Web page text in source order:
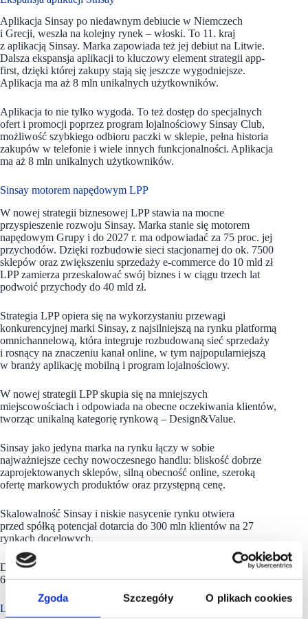
Zgoda Szczegóły O plikach cookies
Aplikacja Sinsay po niedawnym debiucie w Niemczech
i Grecji, weszła na kolejny rynek – włoski. To 11. kraj
z aplikacją Sinsay. Marka zapowiada też jej debiut na Litwie.
Dalsza ekspansja aplikacji to kluczowy element strategii app-
first, dzięki której zakupy stają się jeszcze wygodniejsze.
Aplikacja ma aż 8 mln unikalnych użytkowników.
Aplikacja to nie tylko wygoda. To też dostęp do specjalnych
ofert i promocji poprzez program lojalnościowy Sinsay Club,
możliwość szybkiego odbioru paczki w sklepie, pełna historia
zakupów w telefonie i wiele innych funkcjonalności. Aplikacja
ma aż 8 mln unikalnych użytkowników.
Sinsay motorem napędowym LPP
W nowej strategii biznesowej LPP stawia na mocne
przyspieszenie rozwoju Sinsay. Marka stanie się motorem
napędowym Grupy i do 2027 r. ma odpowiadać za 75 proc. jej
przychodów. Dzięki rozbudowie sieci stacjonarnej do ok. 7500
sklepów oraz zwiększeniu sprzedaży e-commerce do 10 mld zł
LPP zamierza przeskalować swój biznes i w ciągu trzech lat
podwoić przychody do 40 mld zł.
Strategia LPP opiera się na wykorzystaniu przewagi
konkurencyjnej marki Sinsay, z najsilniejszą na rynku platformą
omnichannelową, która integruje rozbudowaną sieć sprzedaży
i rosnący na znaczeniu kanał online, w tym najpopularniejszą
w branży aplikację mobilną i program lojalnościowy.
W nowej strategii LPP skupia się na mniejszych
miejscowościach i odpowiada na obecne oczekiwania klientów,
tworząc unikalną kategorię rynkową – Design&Value.
Sinsay jako jedyna marka na rynku łączy w sobie
najważniejsze cechy nowoczesnego handlu: bliskość dobrze
zaprojektowanych sklepów, silną obecność online, szeroką
ofertę markowych produktów oraz przystępną cenę.
Skalowalność Sinsay i niskie nasycenie rynku otwiera
przed spółką potencjał dotarcia do 300 mln klientów na 27
rynkach docelowych.
Do końca 2027 r. sieć stacjonarna Sinsay zwiększy się do ok.
6000 salonów.
LPP ma w portfolio 5 marek